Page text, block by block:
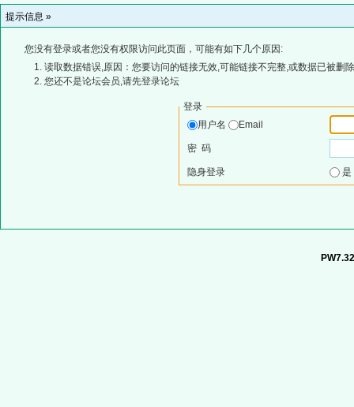
提示信息 »
您没有登录或者您没有权限访问此页面，可能有如下几个原因:
读取数据错误,原因：您要访问的链接无效,可能链接不完整,或数据已被删
您还不是论坛会员,请先登录论坛
登录
用户名
Email
密 码
隐身登录